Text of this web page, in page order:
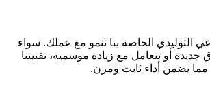
التوليدي الخاصة بنا تنمو مع عملك. سواء
أو تتعامل مع زيادة موسمية، تقنيتنا
مما يضمن أداء ثابت ومرن.